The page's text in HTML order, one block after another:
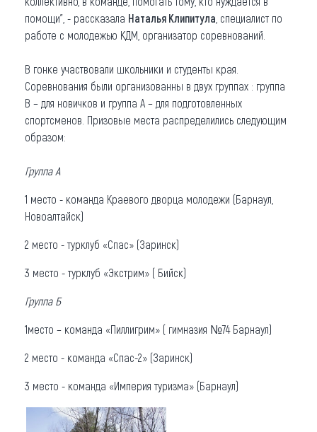
помощи", - рассказала Наталья Клипитула , специалист по
работе с молодежью КДМ, организатор соревнований.
В гонке участвовали школьники и студенты края.
Соревнования были организованны в двух группах : группа
В – для новичков и группа А – для подготовленных
спортсменов. Призовые места распределились следующим
образом:
Группа А
1 место - команда Краевого дворца молодежи (Барнаул,
Новоалтайск)
2 место - турклуб «Спас» (Заринск)
3 место - турклуб «Экстрим» ( Бийск)
Группа Б
1место – команда «Пиллигрим» ( гимназия №74 Барнаул)
2 место - команда «Спас-2» (Заринск)
3 место - команда «Империя туризма» (Барнаул)